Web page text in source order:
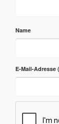
Name
E-Mail-Adresse